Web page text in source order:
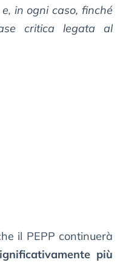
in ogni caso, finché
critica legata al
il PEPP continuerà
più